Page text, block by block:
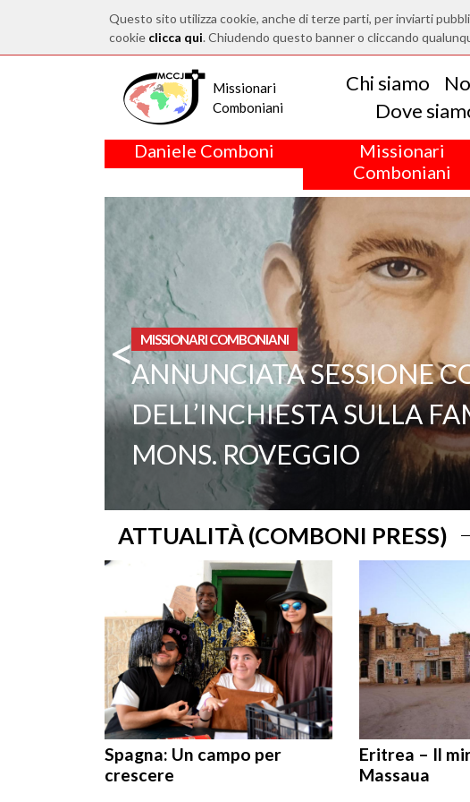
Questo sito utilizza cookie, anche di terze parti, per inviarti
cookie clicca qui. Chiudendo questo banner o cliccando
Missionari
Comboniani
Chi siamo
Dove
Daniele Comboni
Missionari
Comboniani
< MISSIONARI COMBONIANI
ANNUNCIATA SESSIONE
DELL’INCHIESTA SULLA
MONS. ROVEGGIO
ATTUALITÀ (COMBONI PRESS)
Spagna: Un campo per
crescere
Eritrea – Il
Massaua